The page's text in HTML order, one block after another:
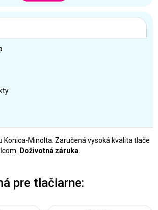
Konica-Minolta. Zaručená vysoká kvalita tlače
Doživotná záruka
pre tlačiarne: